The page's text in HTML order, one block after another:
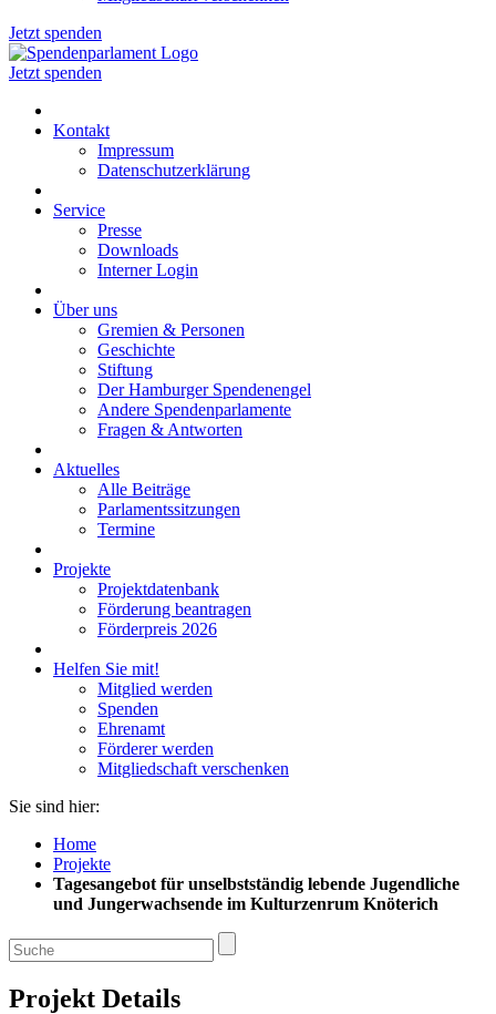
Jetzt spenden
Jetzt spenden
Kontakt
Impressum
Datenschutzerklärung
Service
Presse
Downloads
Interner Login
Über uns
Gremien & Personen
Geschichte
Stiftung
Der Hamburger Spendenengel
Andere Spendenparlamente
Fragen & Antworten
Aktuelles
Alle Beiträge
Parlamentssitzungen
Termine
Projekte
Projektdatenbank
Förderung beantragen
Förderpreis 2026
Helfen Sie mit!
Mitglied werden
Spenden
Ehrenamt
Förderer werden
Mitgliedschaft verschenken
Sie sind hier:
Home
Projekte
Tagesangebot für unselbstständig lebende Jugendliche
und Jungerwachsende im Kulturzenrum Knöterich
Projekt Details